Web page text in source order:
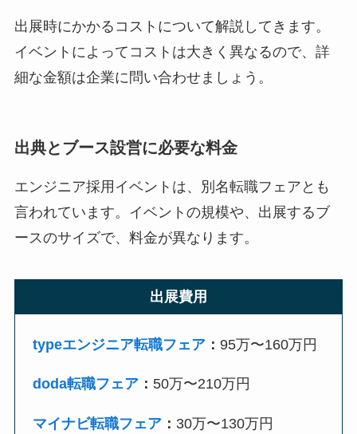
出展時にかかるコストについて解説してきます。
イベントによってコストは大きく異なるので、詳
細な金額は企業に問い合わせましょう。
出典とブース設営に必要な料金
エンジニア採用イベントは、別名転職フェアとも
言われています。イベントの規模や、出展するブ
ースのサイズで、料金が異なります。
出展費用
typeエンジニア転職フェア ：95万〜160万円
doda転職フェア ： 50万〜210万円
マイナビ転職フェア ： 30万〜130万円